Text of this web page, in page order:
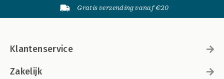
Gratis verzending vanaf €20
Klantenservice
Zakelijk